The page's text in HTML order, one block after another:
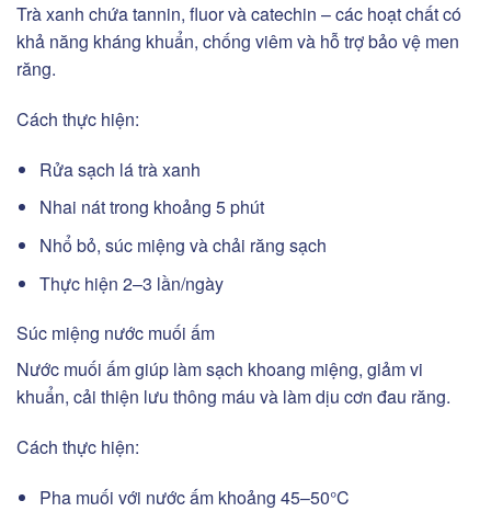
Trà xanh chứa tannin, fluor và catechin – các hoạt chất có
khả năng kháng khuẩn, chống viêm và hỗ trợ bảo vệ men
răng.
Cách thực hiện:
Rửa sạch lá trà xanh
Nhai nát trong khoảng 5 phút
Nhổ bỏ, súc miệng và chải răng sạch
Thực hiện 2–3 lần/ngày
Súc miệng nước muối ấm
Nước muối ấm giúp làm sạch khoang miệng, giảm vi
khuẩn, cải thiện lưu thông máu và làm dịu cơn đau răng.
Cách thực hiện:
Pha muối với nước ấm khoảng 45–50°C